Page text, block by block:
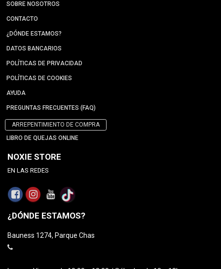
SOBRE NOSOTROS
CONTACTO
¿DÓNDE ESTAMOS?
DATOS BANCARIOS
POLÍTICAS DE PRIVACIDAD
POLÍTICAS DE COOKIES
AYUDA
PREGUNTAS FRECUENTES (FAQ)
ARREPENTIMIENTO DE COMPRA
LIBRO DE QUEJAS ONLINE
NOXIE STORE
EN LAS REDES
¿DÓNDE ESTAMOS?
Bauness 1274, Parque Chas